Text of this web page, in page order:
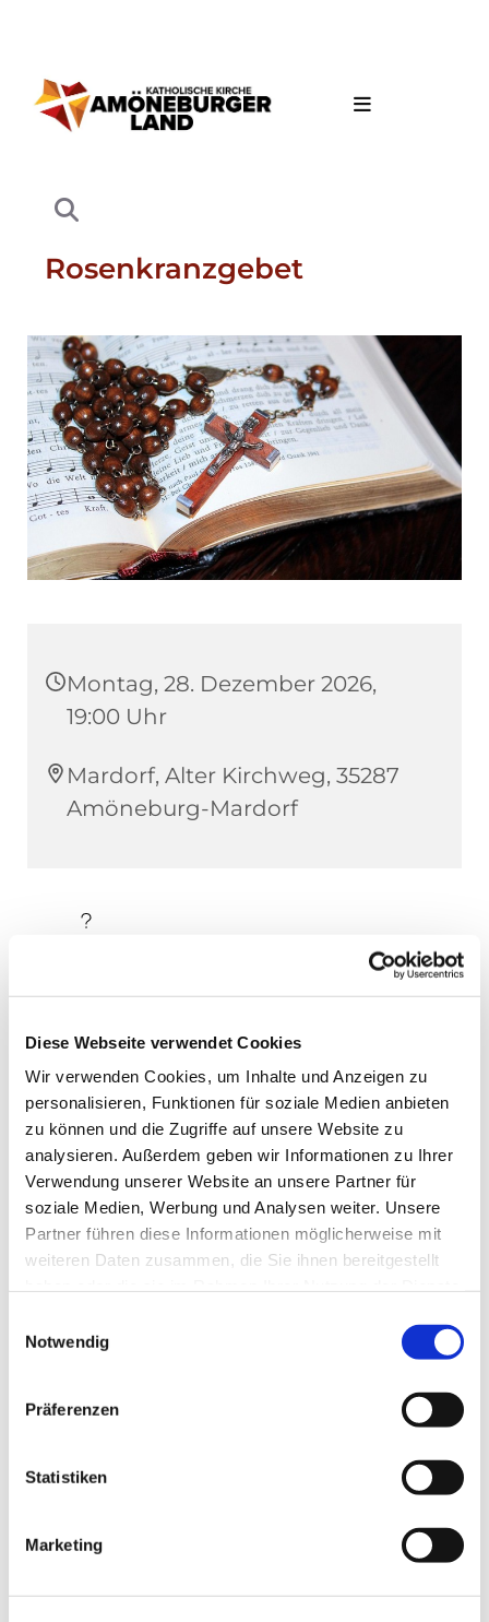
Diese Webseite verwendet Cookies
Wir verwenden Cookies, um Inhalte und Anzeigen zu
personalisieren, Funktionen für soziale Medien anbieten
zu können und die Zugriffe auf unsere Website zu
analysieren. Außerdem geben wir Informationen zu Ihrer
Verwendung unserer Website an unsere Partner für
soziale Medien, Werbung und Analysen weiter. Unsere
Partner führen diese Informationen möglicherweise mit
weiteren Daten zusammen, die Sie ihnen bereitgestellt
Notwendig
Präferenzen
Statistiken
Marketing
Rosenkranzgebet
Montag, 28. Dezember 2026,
19:00 Uhr
Mardorf, Alter Kirchweg, 35287
Amöneburg-Mardorf
Dies könnte Sie auch